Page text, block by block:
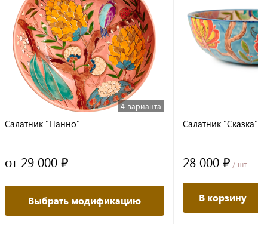
4 варианта
Салатник "Панно"
от 29 000 ₽
Выбрать модификацию
Салатник "Сказка"
28 000 ₽ / шт
В корзину